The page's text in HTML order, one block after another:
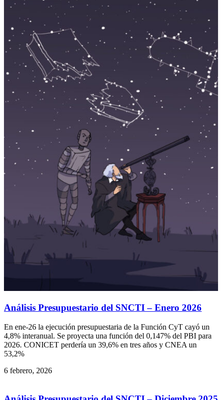
Análisis Presupuestario del SNCTI – Enero 2026
En ene-26 la ejecución presupuestaria de la Función CyT cayó un
4,8% interanual. Se proyecta una función del 0,147% del PBI para
2026. CONICET perdería un 39,6% en tres años y CNEA un
53,2%
6 febrero, 2026